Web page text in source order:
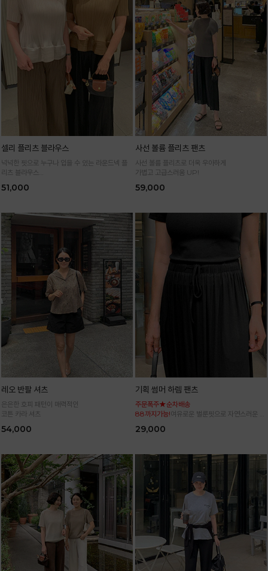
셀리 플리츠 블라우스
넉넉한 핏으로 누구나 입을 수 있는 라운드넥 플
리츠 블라우스
51,000
사선 볼륨 플리츠 팬츠
사선 볼륨 플리츠로 더욱 우아하게
가볍고 고급스러움 UP!
59,000
레오 반팔 셔츠
은은한 호피 패턴이 매력적인
코튼 카라 셔츠
54,000
기획 썸머 하렘 팬츠
주문폭주★순차배송
88까지가능!여유로운 벌룬핏으로 자연스러운 체
29,000